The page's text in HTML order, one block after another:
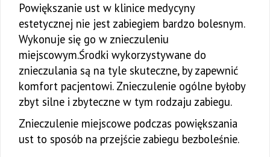
Powiększanie ust w klinice medycyny
estetycznej nie jest zabiegiem bardzo bolesnym.
Wykonuje się go w znieczuleniu
miejscowym.Środki wykorzystywane do
znieczulania są na tyle skuteczne, by zapewnić
komfort pacjentowi. Znieczulenie ogólne byłoby
zbyt silne i zbyteczne w tym rodzaju zabiegu.
Znieczulenie miejscowe podczas powiększania
ust to sposób na przejście zabiegu bezboleśnie.